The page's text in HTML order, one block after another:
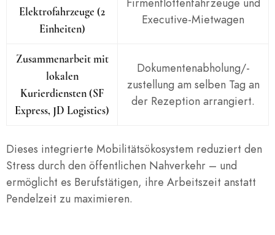
Elektrofahrzeuge (2
Einheiten)
Executive-Mietwagen
Zusammenarbeit mit
lokalen
Kurierdiensten (SF
Express, JD Logistics)
Dokumentenabholung/-
zustellung am selben Tag an
der Rezeption arrangiert.
Dieses integrierte Mobilitätsökosystem reduziert den
Stress durch den öffentlichen Nahverkehr – und
ermöglicht es Berufstätigen, ihre Arbeitszeit anstatt
Pendelzeit zu maximieren.